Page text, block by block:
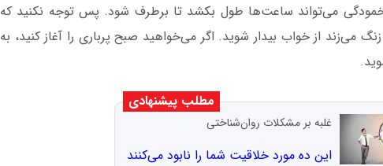
خمودگی می‌تواند ساعت‌ها طول بکشد تا برطرف شود. پس توجه نکنید که
از خواب بیدار شوید. اگر می‌خواهید صبح پرباری را آغاز کنید، به
مطلب پیشنهادی
غلبه بر مشکلات روان‌شناختی
این ده مورد خلاقیت شما را نابود می‌کنند